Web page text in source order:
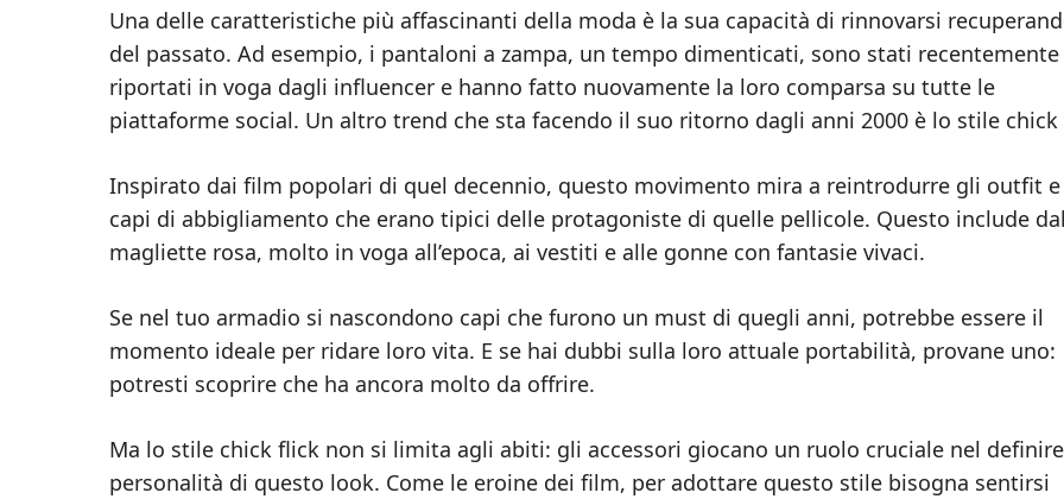
Una delle caratteristiche più affascinanti della moda è la sua capacità di rinnovarsi
del passato. Ad esempio, i pantaloni a zampa, un tempo dimenticati, sono stati recentemente
riportati in voga dagli influencer e hanno fatto nuovamente la loro comparsa su tutte le
piattaforme social. Un altro trend che sta facendo il suo ritorno dagli anni 2000 è lo stile chick
Inspirato dai film popolari di quel decennio, questo movimento mira a reintrodurre gli outfit
capi di abbigliamento che erano tipici delle protagoniste di quelle pellicole. Questo include
magliette rosa, molto in voga all’epoca, ai vestiti e alle gonne con fantasie vivaci.
Se nel tuo armadio si nascondono capi che furono un must di quegli anni, potrebbe essere il
momento ideale per ridare loro vita. E se hai dubbi sulla loro attuale portabilità, provane uno:
potresti scoprire che ha ancora molto da offrire.
Ma lo stile chick flick non si limita agli abiti: gli accessori giocano un ruolo cruciale nel
personalità di questo look. Come le eroine dei film, per adottare questo stile bisogna sentirsi